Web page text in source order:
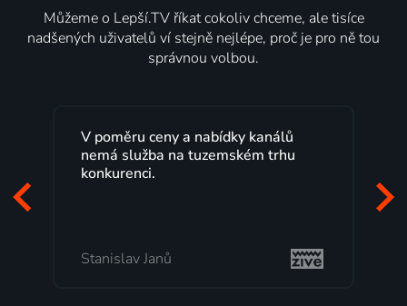
Můžeme o Lepší.TV říkat cokoliv chceme, ale tisíce
nadšených uživatelů ví stejně nejlépe, proč je pro ně tou
správnou volbou.
V poměru ceny a nabídky kanálů
nemá služba na tuzemském trhu
konkurenci.
Stanislav Janů